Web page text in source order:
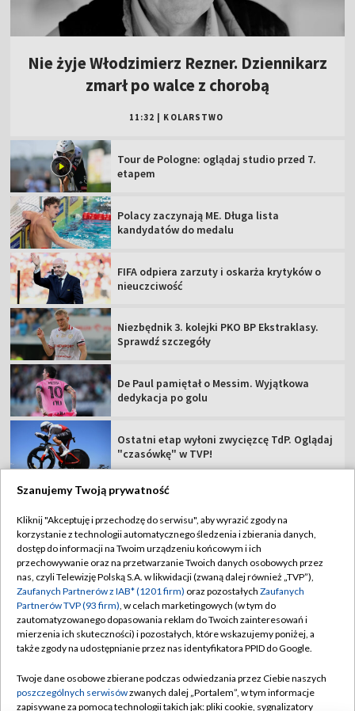
Nie żyje Włodzimierz Rezner. Dziennikarz
zmarł po walce z chorobą
11:32 KOLARSTWO
Tour de Pologne: oglądaj studio przed 7.
etapem
Polacy zaczynają ME. Długa lista
kandydatów do medalu
FIFA odpiera zarzuty i oskarża krytyków o
nieuczciwość
Niezbędnik 3. kolejki PKO BP Ekstraklasy.
Sprawdź szczegóły
De Paul pamiętał o Messim. Wyjątkowa
dedykacja po golu
Ostatni etap wyłoni zwycięzcę TdP. Oglądaj
"czasówkę" w TVP!
TVP
Abonament TVP
Sklep TVP
Biuro Reklamy
Oferta Handlowa
Emisja w TVP
Regulamin TVP
Polityka prywatności
Moje zgody
Biuro reklamy
Szanujemy Twoją prywatność
Kliknij "Akceptuję i przechodzę do serwisu", aby wyrazić zgody na
korzystanie z technologii automatycznego śledzenia i zbierania danych,
dostęp do informacji na Twoim urządzeniu końcowym i ich
przechowywanie oraz na przetwarzanie Twoich danych osobowych przez
nas, czyli Telewizję Polską S.A. w likwidacji (zwaną dalej również „TVP”),
Zaufanych Partnerów z IAB* (1201 firm) oraz pozostałych Zaufanych
Partnerów TVP (93 firm), w celach marketingowych (w tym do
zautomatyzowanego dopasowania reklam do Twoich zainteresowań i
mierzenia ich skuteczności) i pozostałych, które wskazujemy poniżej, a
także zgody na udostępnianie przez nas identyfikatora PPID do Google.
Twoje dane osobowe zbierane podczas odwiedzania przez Ciebie naszych
poszczególnych serwisówzwanych dalej „Portalem”, w tym informacje
zapisywane za pomocą technologii takich jak: pliki cookie, sygnalizatory